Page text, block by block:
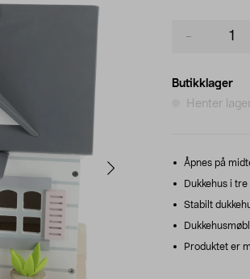
Butikklager
Henter
Åpnes på
Dukkehus i
Stabilt
Produktet er